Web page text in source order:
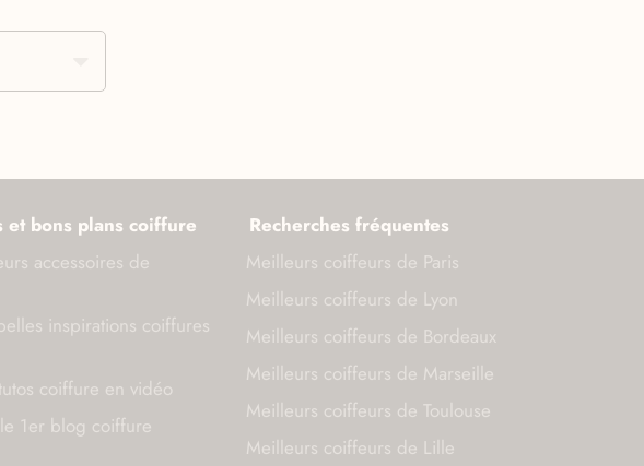
et bons plans coiffure
accessoires de
inspirations coiffures
tutos coiffure en vidéo
1er blog coiffure
Recherches fréquentes
Meilleurs coiffeurs de Paris
Meilleurs coiffeurs de Lyon
Meilleurs coiffeurs de Bordeaux
Meilleurs coiffeurs de Marseille
Meilleurs coiffeurs de Toulouse
Meilleurs coiffeurs de Lille